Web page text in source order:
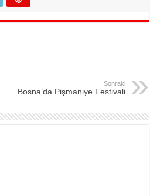
Sonraki
Bosna’da Pişmaniye Festivali